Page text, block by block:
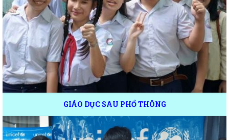
GIÁO DỤC SAU PHỔ THÔNG